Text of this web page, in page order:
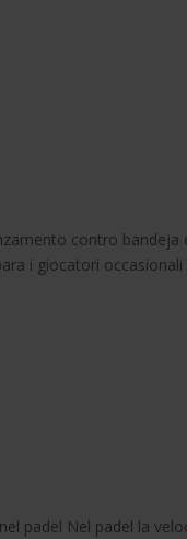
contro bandeja
i giocatori occasionali
padel Nel padel la